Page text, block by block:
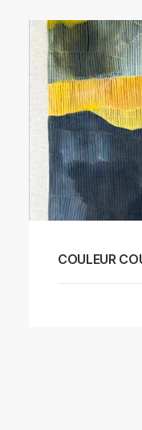
COULEUR